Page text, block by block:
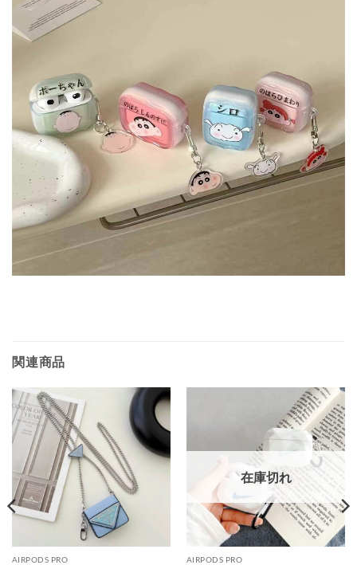
関連商品
AIRPODS PRO
在庫切れ
AIRPODS PRO